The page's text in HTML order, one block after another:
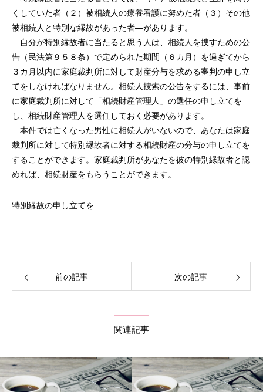
くしていた者（２）被相続人の療養看護に努めた者（３）その他
被相続人と特別な縁故があった者―があります。
自分が特別縁故者に当たると思う人は、相続人を捜すための公
告（民法第９５８条）で定められた期間（６カ月）を過ぎてから
３カ月以内に家庭裁判所に対して財産分与を求める審判の申し立
てをしなければなりません。相続人捜索の公告をするには、事前
に家庭裁判所に対して「相続財産管理人」の選任の申し立てを
し、相続財産管理人を選任しておく必要があります。
本件では亡くなった男性に相続人がいないので、あなたは家庭
裁判所に対して特別縁故者に対する相続財産の分与の申し立てを
することができます。家庭裁判所があなたを彼の特別縁故者と認
めれば、相続財産をもらうことができます。
特別縁故の申し立てを
前の記事 次の記事
関連記事